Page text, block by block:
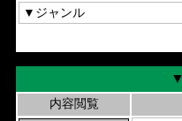
内容閲覧